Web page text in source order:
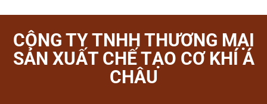
CÔNG TY TNHH THƯƠNG MẠI
SẢN XUẤT CHẾ TẠO CƠ KHÍ Á
CHÂU